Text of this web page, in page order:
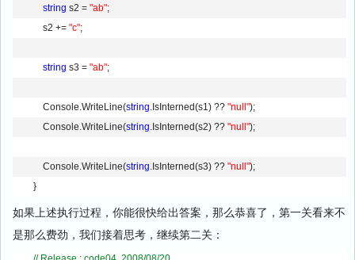
string s2 = "ab";
            s2 +=
"c";
string s3 = "ab";
            Console.WriteLine(
string.IsInterned(s1) ?? "null");
            Console.WriteLine(
string.IsInterned(s2) ?? "null");
            Console.WriteLine(
string.IsInterned(s3) ?? "null");
        }
如果上述执行过程，你能很快给出答案，那么恭喜了，第一关看来不
是那么费劲，我们接着思考，继续第二关：